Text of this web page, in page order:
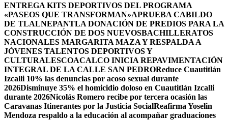
ENTREGA KITS DEPORTIVOS DEL PROGRAMA
«PASEOS QUE TRANSFORMAN»APRUEBA CABILDO
DE TLALNEPANTLA DONACIÓN DE PREDIOS PARA LA
CONSTRUCCIÓN DE DOS NUEVOSBACHILLERATOS
NACIONALES MARGARITA MAZA Y RESPALDA A
JÓVENES TALENTOS DEPORTIVOS Y
CULTURALESCOACALCO INICIA REPAVIMENTACIÓN
INTEGRAL DE LA CALLE SAN PEDROReduce Cuautitlán
Izcalli 10% las denuncias por acoso sexual durante
2026Disminuye 35% el homicidio doloso en Cuautitlán Izcalli
durante 2026Nicolás Romero recibe por tercera ocasión las
Caravanas Itinerantes por la Justicia SocialReafirma Yoselin
Mendoza respaldo a la educación al acompañar graduaciones